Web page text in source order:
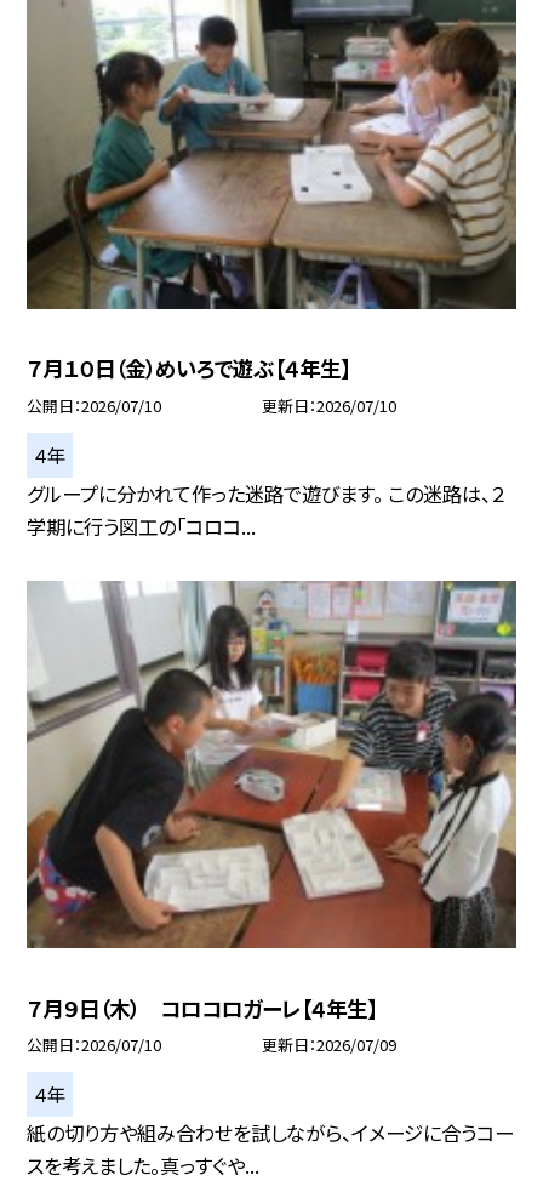
７月１０日（金）めいろで遊ぶ【４年生】
公開日 2026/07/10 更新日 2026/07/10
４年
グループに分かれて作った迷路で遊びます。 この迷路は、２
学期に行う図工の「コロコ...
７月９日（木） コロコロガーレ【４年生】
公開日 2026/07/10 更新日 2026/07/09
４年
紙の切り方や組み合わせを試しながら、イメージに合うコー
スを考えました。真っすぐや...